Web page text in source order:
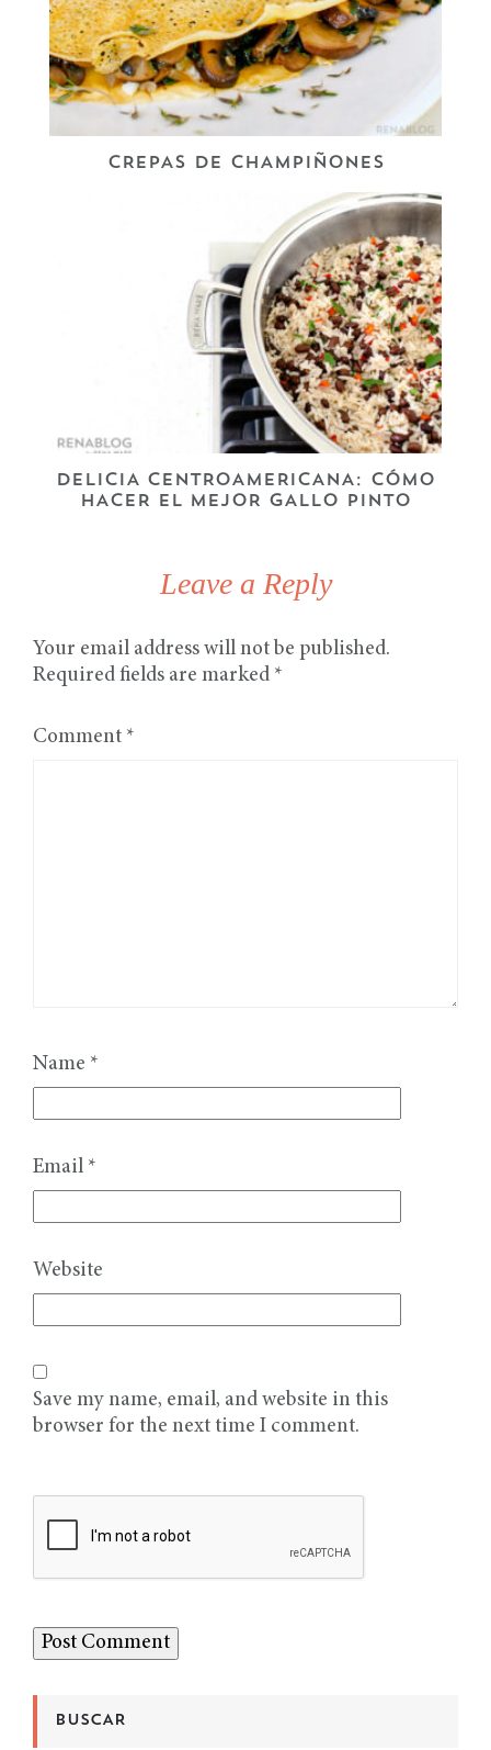
CREPAS DE CHAMPIÑONES
DELICIA CENTROAMERICANA: CÓMO
HACER EL MEJOR GALLO PINTO
Leave a Reply
Your email address will not be published.
Required fields are marked *
Comment *
Name *
Email *
Website
Save my name, email, and website in this
browser for the next time I comment.
BUSCAR